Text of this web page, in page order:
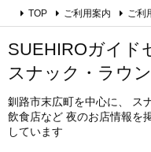
SUEHIROガイド
スナック・ラウ
釧路市末広町を中心に、 ス
飲食店など 夜のお店情報を
しています
TOP ご利用案内 ご利